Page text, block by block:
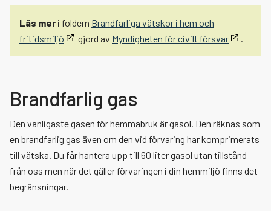
Läs mer i foldern Brandfarliga vätskor i hem och
fritidsmiljö
gjord av Myndigheten för civilt försvar .
Brandfarlig gas
Den vanligaste gasen för hemmabruk är gasol. Den räknas som
en brandfarlig gas även om den vid förvaring har komprimerats
till vätska. Du får hantera upp till 60 liter gasol utan tillstånd
från oss men när det gäller förvaringen i din hemmiljö finns det
begränsningar.